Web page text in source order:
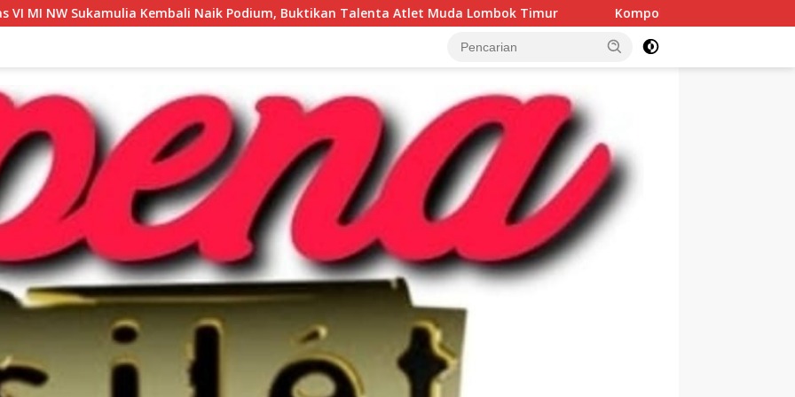
Naik Podium, Buktikan Talenta Atlet Muda Lombok Timur Kompolnas Sentil Polisi: Jangan Sembarangan